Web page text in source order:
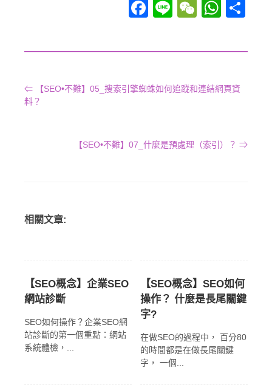
FacebookLine WeChat WhatsApp
⇐ 【SEO•不難】05_搜索引擎蜘蛛如何追蹤和連結網頁資
料？
【SEO•不難】07_什麼是預處理（索引）？ ⇒
相關文章:
【SEO概念】企業SEO
網站診斷
SEO如何操作？企業SEO網
站診斷的第一個重點：網站
系統體檢，...
【SEO概念】SEO如何
操作？ 什麼是長尾關鍵
字?
在做SEO的過程中， 百分80
的時間都是在做長尾關鍵
字， 一個...